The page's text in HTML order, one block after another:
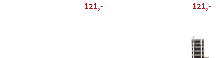
121,- 121,-